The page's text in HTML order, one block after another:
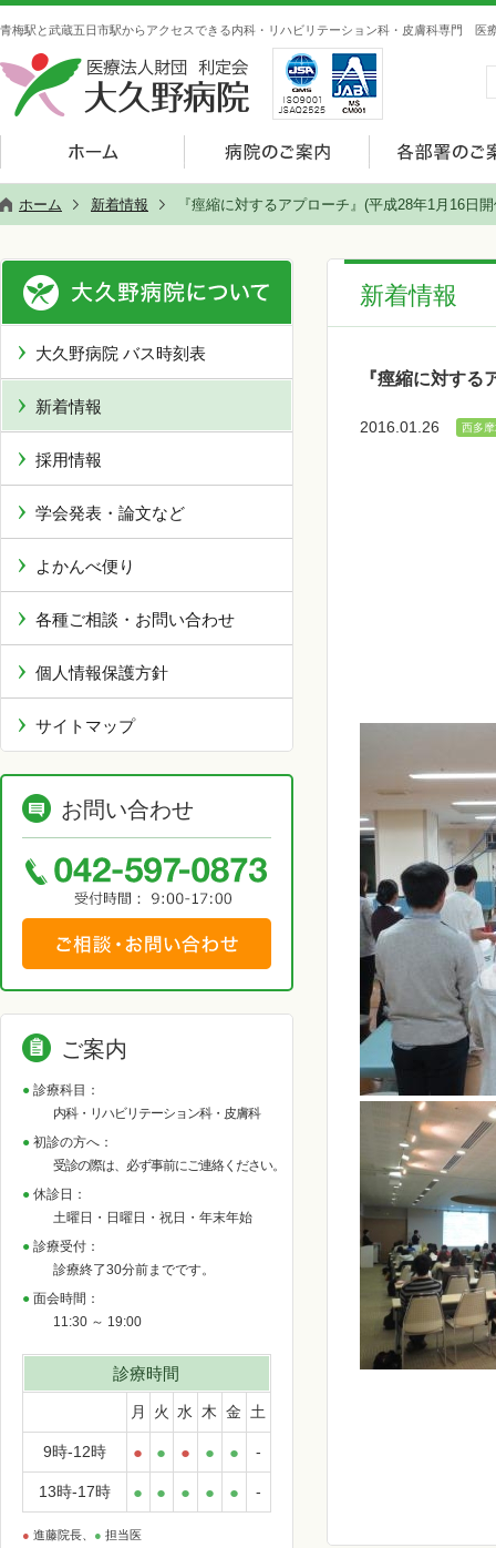
青梅駅と武蔵五日市駅からアクセスできる内科・リハビリテーション科・皮膚科専門 医
ホーム 新着情報 『痙縮に対するアプローチ』(平成28年1月16日
新着情報
『痙縮に対す
2016.01.26 西多
大久野病院 バス時刻表
新着情報
採用情報
学会発表・論文など
よかんべ便り
各種ご相談・お問い合わせ
個人情報保護方針
サイトマップ
お問い合わせ
ご案内
診療科目：
内科・リハビリテーション科・皮膚科
初診の方へ：
受診の際は、必ず事前にご連絡ください。
休診日：
土曜日・日曜日・祝日・年末年始
診療受付：
診療終了30分前までです。
面会時間：
11:30 ～ 19:00
診療時間
月 火 水 木 金 土
9時-12時 ● ● ● ● ● -
13時-17時 ● ● ● ● ● -
● 進藤院長、 ● 担当医